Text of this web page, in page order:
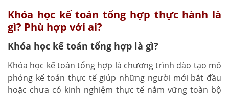
Khóa học kế toán tổng hợp thực hành là
gì? Phù hợp với ai?
Khóa học kế toán tổng hợp là gì?
Khóa học kế toán tổng hợp là chương trình đào tạo mô
phỏng kế toán thực tế giúp những người mới bắt đầu
hoặc chưa có kinh nghiệm thực tế nắm vững toàn bộ